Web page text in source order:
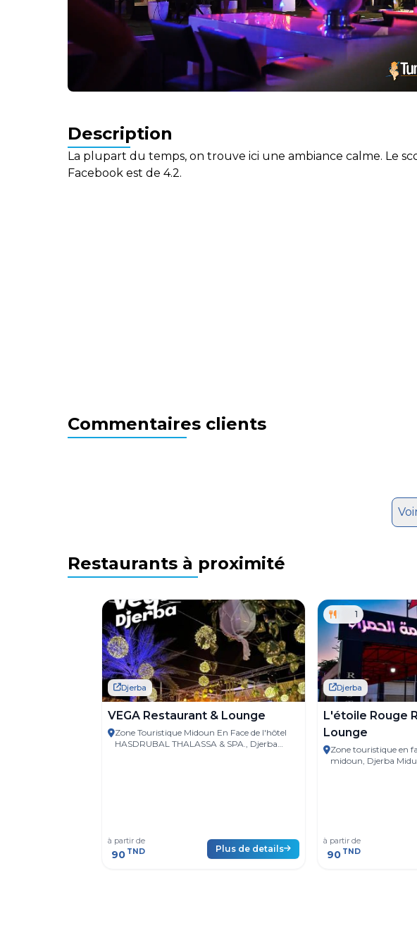
Description
La plupart du temps, on trouve ici une ambiance calme. Le
Facebook est de 4.2.
Commentaires clients
Restaurants à proximité
Djerba
VEGA Restaurant & Lounge
Zone Touristique Midoun En Face de l'hôtel
HASDRUBAL THALASSA & SPA., Djerba
à partir de
90 TND Plus de details
1
Djerba
L'étoile Rouge
Lounge
Zone touristique en
midoun, Djerba
à partir de
90 TND